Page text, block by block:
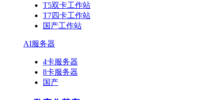
T5双卡工作站
T7四卡工作站
国产工作站
AI服务器
4卡服务器
8卡服务器
国产